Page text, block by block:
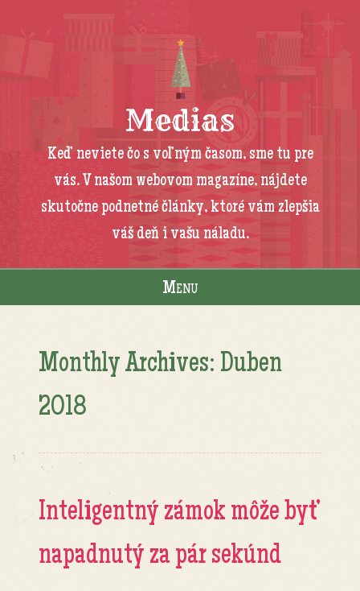
Medias
Keď neviete čo s voľným časom, sme tu pre
vás. V našom webovom magazíne, nájdete
skutočne podnetné články, ktoré vám zlepšia
váš deň i vašu náladu.
Menu
Monthly Archives: Duben
2018
Inteligentný zámok môže byť
napadnutý za pár sekúnd